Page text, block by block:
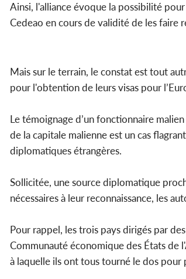
Ainsi, l'alliance évoque la possibilité
Cedeao en cours de validité de les faire
Mais sur le terrain, le constat est tout
pour l'obtention de leurs visas pour
Le témoignage d’un fonctionnaire
de la capitale malienne est un cas
diplomatiques étrangères.
Sollicitée, une source diplomatique
nécessaires à leur reconnaissance, les
Pour rappel, les trois pays dirigés par
Communauté économique des États de
à laquelle ils ont tous tourné le dos pour